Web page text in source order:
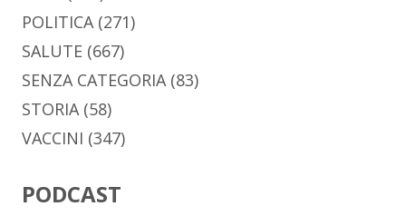
POLITICA(271)
SALUTE (667)
SENZA CATEGORIA(83)
STORIA(58)
VACCINI (347)
PODCAST